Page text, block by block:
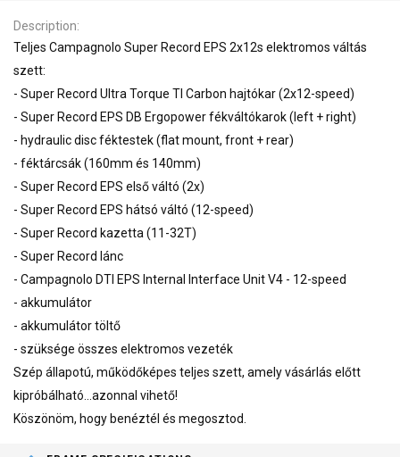
Description
Teljes Campagnolo Super Record EPS 2x12s elektromos váltás
szett:
- Super Record Ultra Torque TI Carbon hajtókar (2x12-speed)
- Super Record EPS DB Ergopower fékváltókarok (left + right)
- hydraulic disc féktestek (flat mount, front + rear)
- féktárcsák (160mm és 140mm)
- Super Record EPS első váltó (2x)
- Super Record EPS hátsó váltó (12-speed)
- Super Record kazetta (11-32T)
- Super Record lánc
- Campagnolo DTI EPS Internal Interface Unit V4 - 12-speed
- akkumulátor
- akkumulátor töltő
- szüksége összes elektromos vezeték
Szép állapotú, működőképes teljes szett, amely vásárlás előtt
kipróbálható...azonnal vihető!
Köszönöm, hogy benéztél és megosztod.